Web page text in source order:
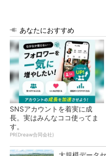
あなたにおすすめ
SNSアカウントを着実に成
長。実はみんなココ使ってま
す。
PR(Dreaw合同会社)